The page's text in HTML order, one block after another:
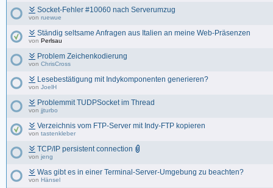
Socket-Fehler #10060 nach Serverumzug
von ruewue
Ständig seltsame Anfragen aus Italien an meine Web-Präsenzen
von Perlsau
Problem Zeichenkodierung
von ChrisCross
Lesebestätigung mit Indykomponenten generieren?
von JoelH
Problemmit TUDPSocket im Thread
von jjturbo
Verzeichnis vom FTP-Server mit Indy-FTP kopieren
von tastenkleber
TCP/IP persistent connection
von jeng
Was gibt es in einer Terminal-Server-Umgebung zu beachten?
von Hänsel